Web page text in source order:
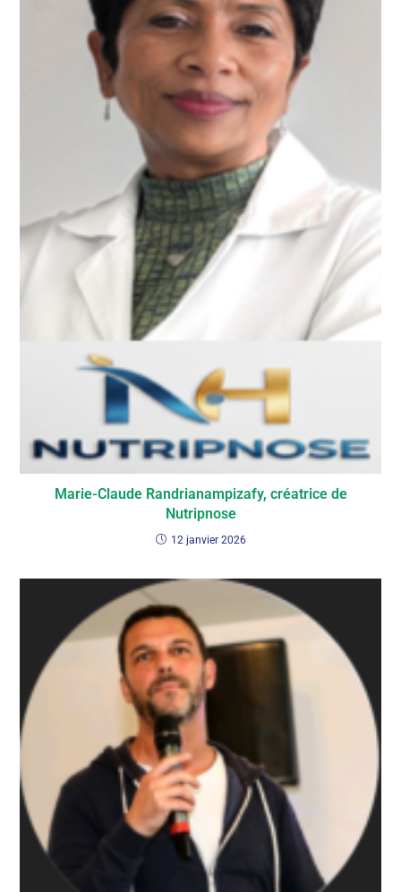
Marie-Claude Randrianampizafy, créatrice de
Nutripnose
12 janvier 2026